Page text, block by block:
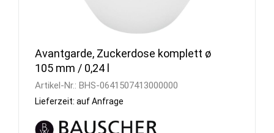
Avantgarde, Zuckerdose komplett ø
105 mm / 0,24 l
Artikel-Nr.: BHS-0641507413000000
Lieferzeit: auf Anfrage